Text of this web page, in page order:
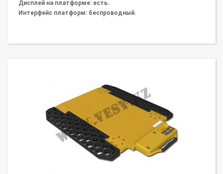
Дисплей на платформе: есть.
Интерфейс платформ: беспроводный.